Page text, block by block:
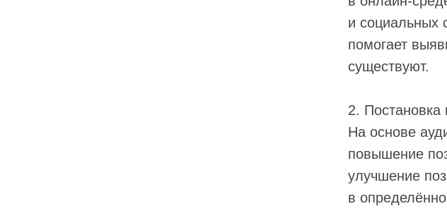
и социальных
помогает
существуют.
2. Постановка
На основе
повышение
улучшение
в